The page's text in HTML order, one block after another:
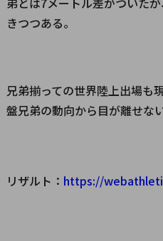
きつつある。
兄弟揃っての世界陸上出場も
盤兄弟の動向から目が離せない
リザルト： https://